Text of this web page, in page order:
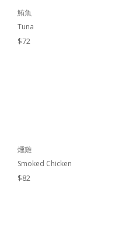
鮪魚
Tuna
$72
燻雞
Smoked Chicken
$82